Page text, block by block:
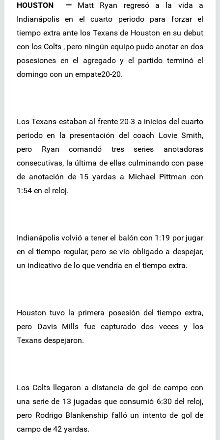
HOUSTON —Matt Ryan regresó a la vida a
Indianápolis en el cuarto periodo para forzar el
tiempo extra ante los Texans de Houston en su debut
con los Colts , pero ningún equipo pudo anotar en dos
posesiones en el agregado y el partido terminó el
domingo con un empate20-20.
Los Texans estaban al frente 20-3 a inicios del cuarto
periodo en la presentación del coach Lovie Smith,
pero Ryan comandó tres series anotadoras
consecutivas, la última de ellas culminando con pase
de anotación de 15 yardas a Michael Pittman con
1:54 en el reloj.
Indianápolis volvió a tener el balón con 1:19 por jugar
en el tiempo regular, pero se vio obligado a despejar,
un indicativo de lo que vendría en el tiempo extra.
Houston tuvo la primera posesión del tiempo extra,
pero Davis Mills fue capturado dos veces y los
Texans despejaron.
Los Colts llegaron a distancia de gol de campo con
una serie de 13 jugadas que consumió 6:30 del reloj,
pero Rodrigo Blankenship falló un intento de gol de
campo de 42 yardas.